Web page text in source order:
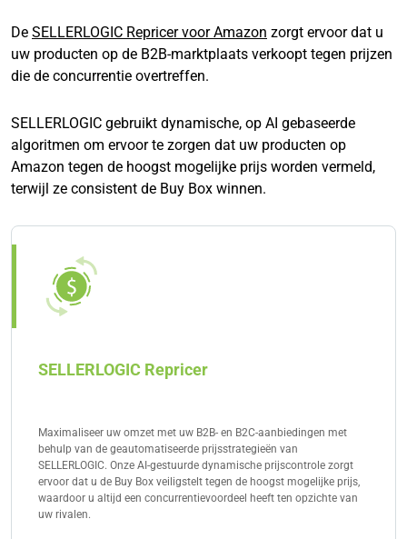
De SELLERLOGIC Repricer voor Amazon zorgt ervoor dat u
uw producten op de B2B-marktplaats verkoopt tegen prijzen
die de concurrentie overtreffen.
SELLERLOGIC gebruikt dynamische, op AI gebaseerde
algoritmen om ervoor te zorgen dat uw producten op
Amazon tegen de hoogst mogelijke prijs worden vermeld,
terwijl ze consistent de Buy Box winnen.
SELLERLOGIC Repricer
Maximaliseer uw omzet met uw B2B- en B2C-aanbiedingen met
behulp van de geautomatiseerde prijsstrategieën van
SELLERLOGIC. Onze AI-gestuurde dynamische prijscontrole zorgt
ervoor dat u de Buy Box veiligstelt tegen de hoogst mogelijke prijs,
waardoor u altijd een concurrentievoordeel heeft ten opzichte van
uw rivalen.